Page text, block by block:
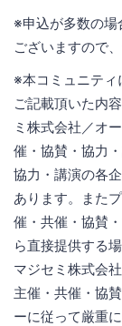
※申込が多数の
ございますので
※本コミュニティ
ご記載頂いた内
ミ株式会社／オ
催・協賛・協力
協力・講演の各
あります。また
催・共催・協賛
ら直接提供する
マジセミ株式会
主催・共催・協
ーに従って厳重